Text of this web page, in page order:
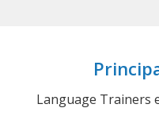
Language Trainers